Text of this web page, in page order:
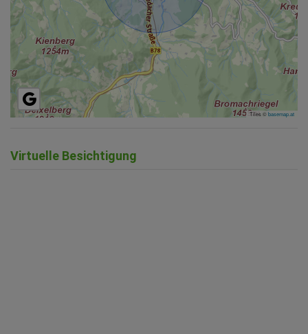
Tiles ©basemap.at
Virtuelle Besichtigung